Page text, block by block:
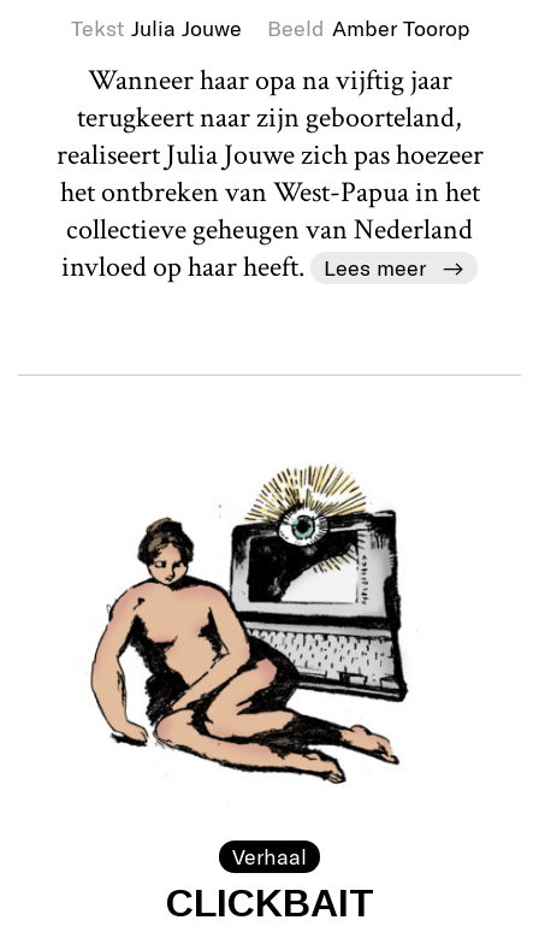
Tekst Julia Jouwe Beeld Amber Toorop
Wanneer haar opa na vijftig jaar
terugkeert naar zijn geboorteland,
realiseert Julia Jouwe zich pas hoezeer
het ontbreken van West-Papua in het
collectieve geheugen van Nederland
invloed op haar heeft.
Lees meer
Verhaal
CLICKBAIT